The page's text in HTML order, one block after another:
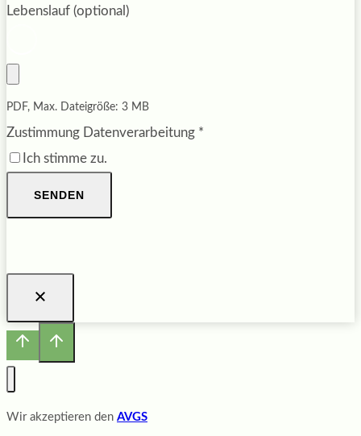
Lebenslauf (optional)
PDF, Max. Dateigröße: 3 MB
Zustimmung Datenverarbeitung *
Ich stimme zu.
SENDEN
Wir akzeptieren den AVGS